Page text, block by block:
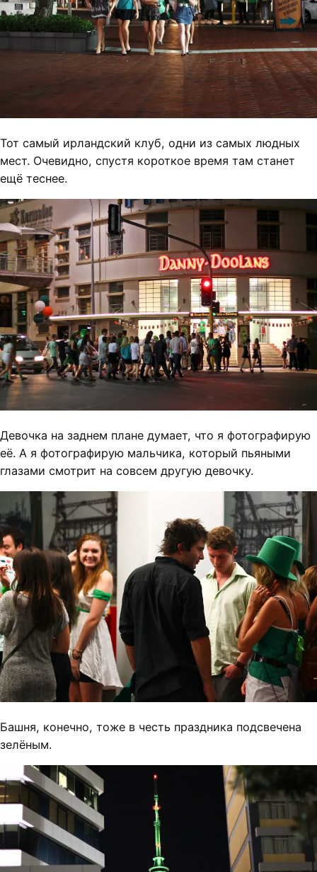
Тот самый ирландский клуб, одни из самых людных
мест. Очевидно, спустя короткое время там станет
ещё теснее.
Девочка на заднем плане думает, что я фотографирую
её. А я фотографирую мальчика, который пьяными
глазами смотрит на совсем другую девочку.
Башня, конечно, тоже в честь праздника подсвечена
зелёным.